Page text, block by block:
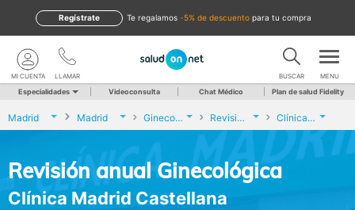
te regalamos -5% de descuento para tu compra
Regístrate
LLAMAR
MI CUENTA BUSCAR MENU
Especialidades Videoconsulta Chat Médico Plan de salud Fidelity
Madrid Madrid Ginecología y Obstetricia Revisión anual Ginecológica Clínica Madrid Castellana
Revisión anual Ginecológica
Clínica Madrid Castellana